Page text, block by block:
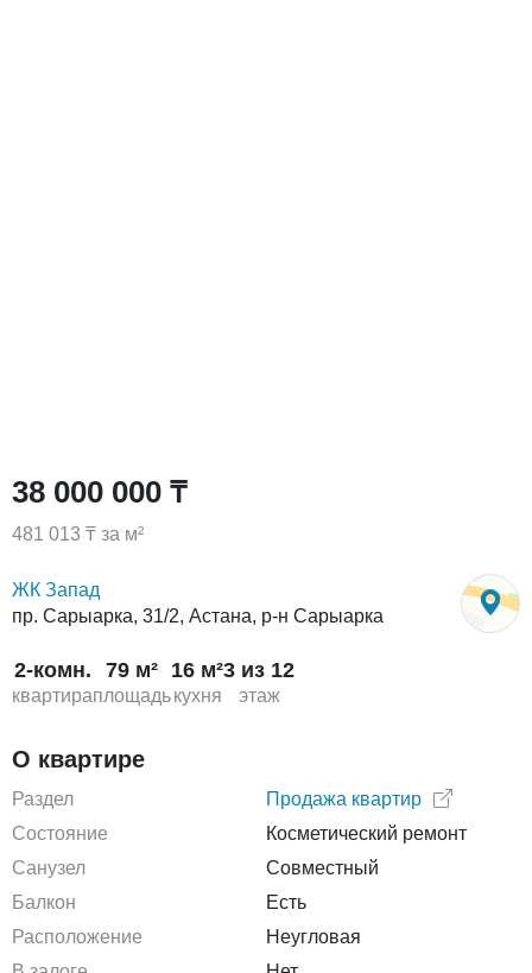
38 000 000 ₸
481 013 ₸ за м²
ЖК Запад
пр. Сарыарка, 31/2, Астана, р-н Сарыарка
2-комн.
квартира
79 м²
площадь
16 м²
кухня
3 из 12
этаж
О квартире
Раздел
Продажа квартир
Состояние
Косметический ремонт
Санузел
Совместный
Балкон
Есть
Расположение
Неугловая